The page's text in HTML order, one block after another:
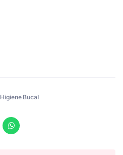
Higiene Bucal